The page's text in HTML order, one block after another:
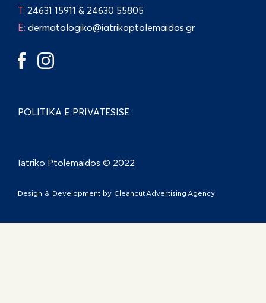
Τ: 24631 15911 & 24630 55805
E: dermatologiko@iatrikoptolemaidos.gr
POLITIKA E PRIVATËSISË
Iatriko Ptolemaidos © 2022
Design & Development by Cleancut Advertising Agency